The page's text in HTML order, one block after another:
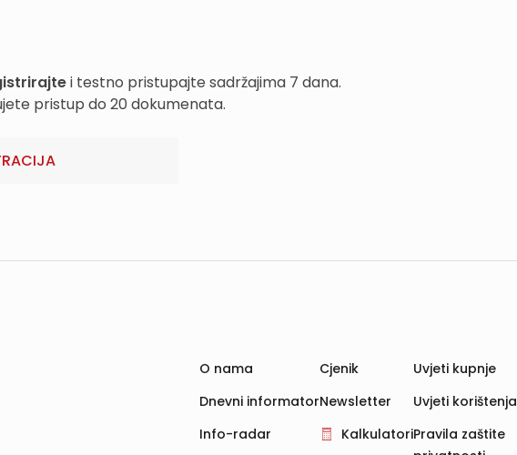
i testno pristupajte sadržajima 7 dana.
pristup do 20 dokumenata.
O nama
Dnevni informator
Info-radar
Cjenik
Newsletter
Kalkulatori
Uvjeti kupnje
Uvjeti korištenja
Pravila zaštite